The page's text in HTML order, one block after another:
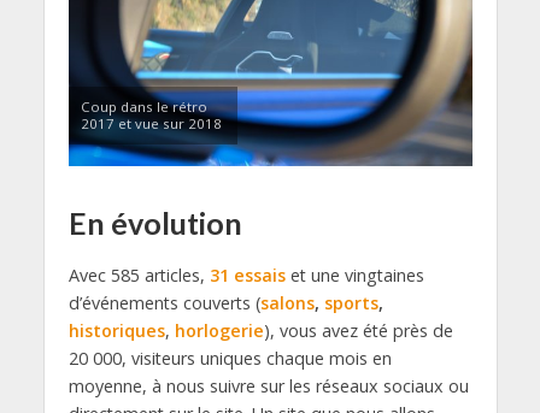
Coup dans le rétro
2017 et vue sur 2018
En évolution
Avec 585 articles, 31 essaiset une vingtaines
d’événements couverts (salons, sports,
historiques, horlogerie), vous avez été près de
20 000, visiteurs uniques chaque mois en
moyenne, à nous suivre sur les réseaux sociaux ou